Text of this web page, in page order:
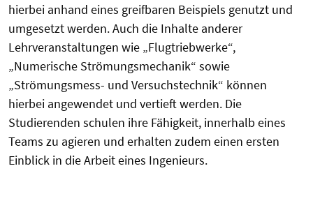
hierbei anhand eines greifbaren Beispiels genutzt und
umgesetzt werden. Auch die Inhalte anderer
Lehrveranstaltungen wie „Flugtriebwerke“,
„Numerische Strömungsmechanik“ sowie
„Strömungsmess- und Versuchstechnik“ können
hierbei angewendet und vertieft werden. Die
Studierenden schulen ihre Fähigkeit, innerhalb eines
Teams zu agieren und erhalten zudem einen ersten
Einblick in die Arbeit eines Ingenieurs.